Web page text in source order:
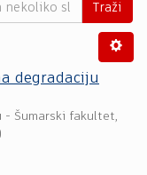
Traži
degradaciju
- Šumarski fakultet,